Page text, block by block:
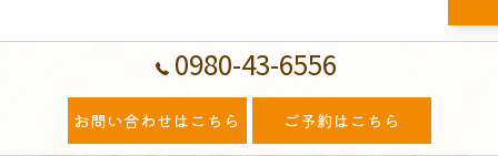
0980-43-6556
お問い合わせはこちら ご予約はこちら